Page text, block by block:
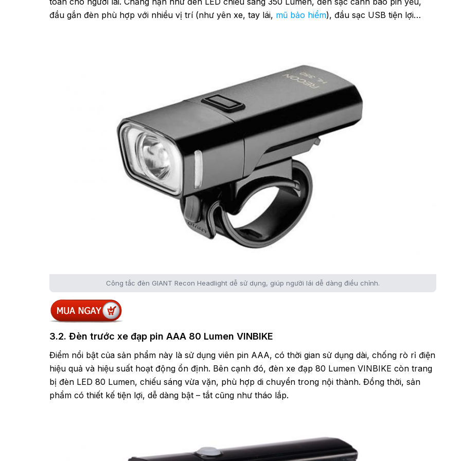
đầu gắn đèn phù hợp với nhiều vị trí (như yên xe, tay lái, mũ bảo hiểm), đầu sạc USB tiện lợi…
Công tắc đèn GIANT Recon Headlight dễ sử dụng, giúp người lái dễ dàng điều chỉnh.
3.2. Đèn trước xe đạp pin AAA 80 Lumen VINBIKE
Điểm nổi bật của sản phẩm này là sử dụng viên pin AAA, có thời gian sử dụng dài, chống rò rỉ điện
hiệu quả và hiệu suất hoạt động ổn định. Bên cạnh đó, đèn xe đạp 80 Lumen VINBIKE còn trang
bị đèn LED 80 Lumen, chiếu sáng vừa vặn, phù hợp di chuyển trong nội thành. Đồng thời, sản
phẩm có thiết kế tiện lợi, dễ dàng bật – tắt cũng như tháo lắp.